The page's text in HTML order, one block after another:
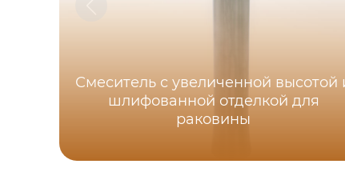
Смеситель с увеличенной высотой
шлифованной отделкой для
раковины